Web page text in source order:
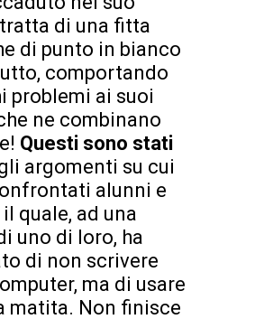
di una fitta
di punto in bianco
comportando
problemi ai suoi
ne combinano
Questi sono stati
argomenti su cui
alunni e
quale, ad una
uno di loro, ha
di non scrivere
ma di usare
matita. Non finisce